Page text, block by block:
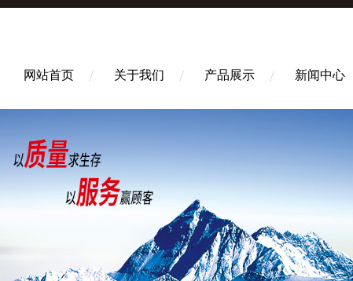
网站首页 关于我们 产品展示 新闻中心